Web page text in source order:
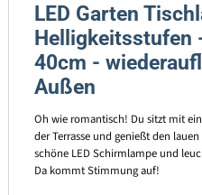
LED Garten
Helligkeitsstufen
40cm -
Außen
Oh wie romantisch! Du sitzt mit
der Terrasse und genießt den
schöne LED Schirmlampe und
Da kommt Stimmung auf!